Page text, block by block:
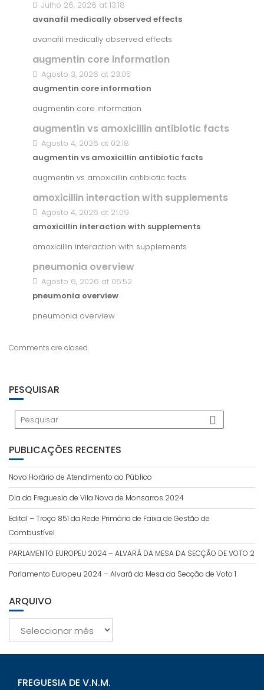
Julho 26, 2026 at 13:18
avanafil medically observed effects
avanafil medically observed effects
augmentin core information
Agosto 3, 2026 at 23:05
augmentin core information
augmentin core information
augmentin vs amoxicillin antibiotic facts
Agosto 4, 2026 at 02:18
augmentin vs amoxicillin antibiotic facts
augmentin vs amoxicillin antibiotic facts
amoxicillin interaction with supplements
Agosto 4, 2026 at 21:09
amoxicillin interaction with supplements
amoxicillin interaction with supplements
pneumonia overview
Agosto 6, 2026 at 06:52
pneumonia overview
pneumonia overview
Comments are closed.
PESQUISAR
PUBLICAÇÕES RECENTES
Novo Horário de Atendimento ao Público
Dia da Freguesia de Vila Nova de Monsarros 2024
Edital – Troço 851 da Rede Primária de Faixa de Gestão de
Combustível
PARLAMENTO EUROPEU 2024 – ALVARÁ DA MESA DA SECÇÃO DE VOTO 2
Parlamento Europeu 2024 – Alvará da Mesa da Secção de Voto 1
ARQUIVO
FREGUESIA DE V.N.M.